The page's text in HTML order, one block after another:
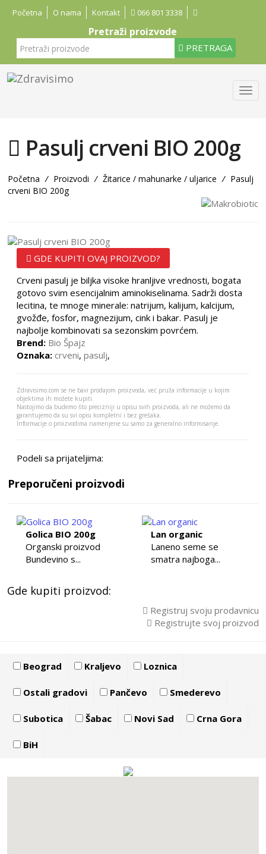
Početna O nama Kontakt 066 801 3338
Pretraži proizvode
PRETRAGA
Pasulj crveni BIO 200g
Početna / Proizvodi / Žitarice / mahunarke / uljarice / Pasulj
crveni BIO 200g
GDE KUPITI OVAJ PROIZVOD?
Crveni pasulj je biljka visoke hranljive vrednosti, bogata
gotovo svim esencijalnim aminokiselinama. Sadrži dosta
lecitina, te mnoge minerale: natrijum, kalijum, kalcijum,
gvožđe, fosfor, magnezijum, cink i bakar. Pasulj je
najbolje kombinovati sa sezonskim povrćem.
Brend: Bio Špajz
Oznaka: crveni,pasulj,
Zdravisimo.com se ne bavi prodajom proizvoda, već pruža informacije u kojim
objektima ih možete kupiti.
Nastojimo da budemo što precizniji u opisu svih proizvoda, ali ne možemo da
garantujemo da su svi opisi kompletni i bez grešaka.
Informacije o proizvodima namenjene su samo za generalno informisanje.
Podeli sa prijateljima:
Preporučeni proizvodi
Golica BIO 200g
Organski proizvod
Bundevino s...
Lan organic
Laneno seme se
smatra najboga...
Gde kupiti proizvod:
Registruj svoju prodavnicu
Registrujte svoj proizvod
Beograd Kraljevo Loznica
Ostali gradovi Pančevo Smederevo
Subotica Šabac Novi Sad Crna Gora
BiH